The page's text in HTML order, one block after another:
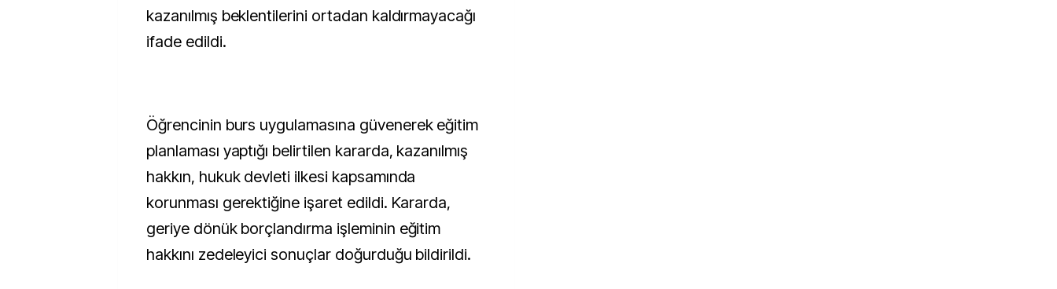
kazanılmış beklentilerini ortadan kaldırmayacağı
ifade edildi.
Öğrencinin burs uygulamasına güvenerek eğitim
planlaması yaptığı belirtilen kararda, kazanılmış
hakkın, hukuk devleti ilkesi kapsamında
korunması gerektiğine işaret edildi. Kararda,
geriye dönük borçlandırma işleminin eğitim
hakkını zedeleyici sonuçlar doğurduğu bildirildi.